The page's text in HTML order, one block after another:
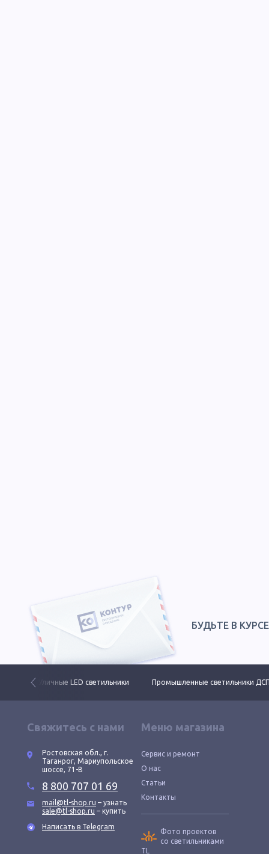
БУДЬТЕ В
Уличные LED светильники Промышленные светильники
Свяжитесь с нами
Ростовская обл., г.
Таганрог, Мариупольское
шоссе, 71-В
8 800 707 01 69
mail@tl-shop.ru – узнать
sale@tl-shop.ru – купить
Написать в Telegram
Меню магазина
Сервис и ремонт
О нас
Статьи
Контакты
Фото проектов
со светильниками
TL